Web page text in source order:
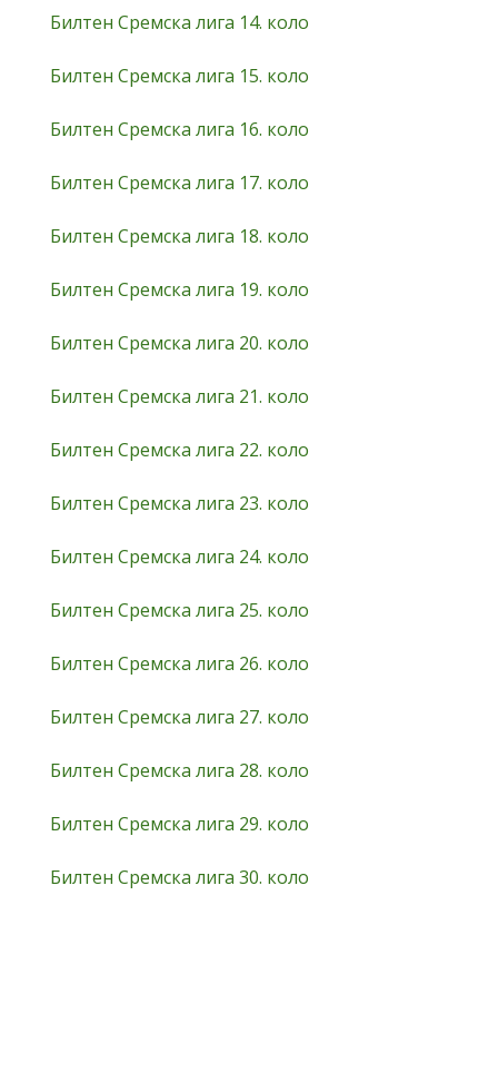
Билтен Сремска лига 14. коло
Билтен Сремска лига 15. коло
Билтен Сремска лига 16. коло
Билтен Сремска лига 17. коло
Билтен Сремска лига 18. коло
Билтен Сремска лига 19. коло
Билтен Сремска лига 20. коло
Билтен Сремска лига 21. коло
Билтен Сремска лига 22. коло
Билтен Сремска лига 23. коло
Билтен Сремска лига 24. коло
Билтен Сремска лига 25. коло
Билтен Сремска лига 26. коло
Билтен Сремска лига 27. коло
Билтен Сремска лига 28. коло
Билтен Сремска лига 29. коло
Билтен Сремска лига 30. коло